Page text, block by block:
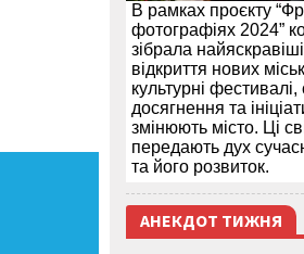
В рамках проєкту
фотографіях 2024”
зібрала
відкриття нових
культурні фестивалі,
досягнення та
змінюють місто. Ці
передають дух
та його розвиток.
АНЕКДОТ ТИЖНЯ